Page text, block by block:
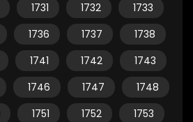
1731 1732
1733
1736 1737
1738
1741 1742
1743
1746 1747
1748
1751 1752
1753